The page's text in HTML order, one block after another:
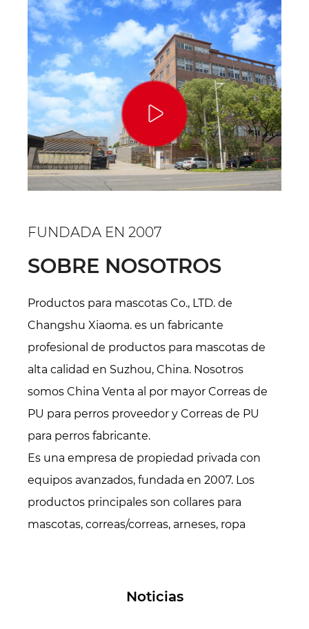
FUNDADA EN 2007
SOBRE NOSOTROS
Productos para mascotas Co., LTD. de
Changshu Xiaoma. es un fabricante
profesional de productos para mascotas de
alta calidad en Suzhou, China. Nosotros
somosChina Venta al por mayor Correas de
PU para perros proveedor yCorreas de PU
para perros fabricante.
Es una empresa de propiedad privada con
equipos avanzados, fundada en 2007. Los
productos principales son collares para
mascotas, correas/correas, arneses, ropa
salvavidas, suéteres, etc.), accesorios para
Noticias